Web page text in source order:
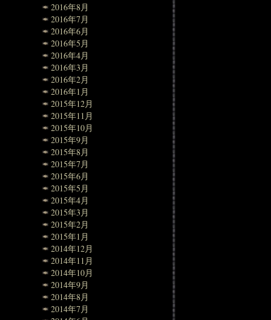
2016年8月
2016年7月
2016年6月
2016年5月
2016年4月
2016年3月
2016年2月
2016年1月
2015年12月
2015年11月
2015年10月
2015年9月
2015年8月
2015年7月
2015年6月
2015年5月
2015年4月
2015年3月
2015年2月
2015年1月
2014年12月
2014年11月
2014年10月
2014年9月
2014年8月
2014年7月